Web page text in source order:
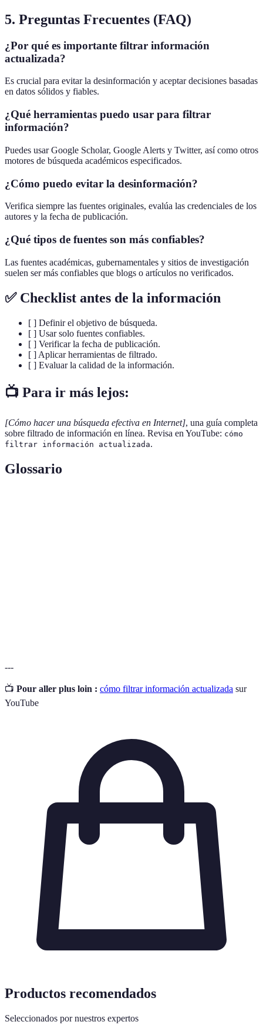
5. Preguntas Frecuentes (FAQ)
¿Por qué es importante filtrar información
actualizada?
Es crucial para evitar la desinformación y aceptar decisiones basadas
en datos sólidos y fiables.
¿Qué herramientas puedo usar para filtrar
información?
Puedes usar Google Scholar, Google Alerts y Twitter, así como otros
motores de búsqueda académicos especificados.
¿Cómo puedo evitar la desinformación?
Verifica siempre las fuentes originales, evalúa las credenciales de los
autores y la fecha de publicación.
¿Qué tipos de fuentes son más confiables?
Las fuentes académicas, gubernamentales y sitios de investigación
suelen ser más confiables que blogs o artículos no verificados.
✅ Checklist antes de la información
[ ] Definir el objetivo de búsqueda.
[ ] Usar solo fuentes confiables.
[ ] Verificar la fecha de publicación.
[ ] Aplicar herramientas de filtrado.
[ ] Evaluar la calidad de la información.
📺 Para ir más lejos:
[Cómo hacer una búsqueda efectiva en Internet], una guía completa
sobre filtrado de información en línea. Revisa en YouTube: cómo
filtrar información actualizada.
Glossario
---
📺 Pour aller plus loin : cómo filtrar información actualizada sur
YouTube
Productos recomendados
Seleccionados por nuestros expertos